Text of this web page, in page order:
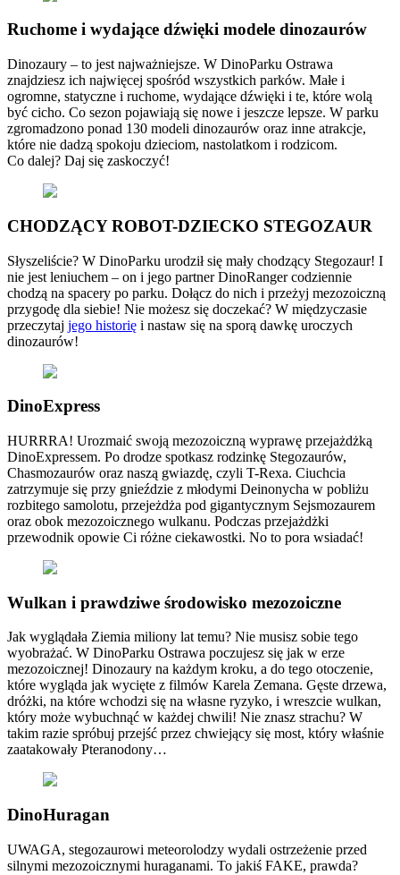
Ruchome i wydające dźwięki modele dinozaurów
Dinozaury – to jest najważniejsze. W DinoParku Ostrawa
znajdziesz ich najwięcej spośród wszystkich parków. Małe i
ogromne, statyczne i ruchome, wydające dźwięki i te, które wolą
być cicho. Co sezon pojawiają się nowe i jeszcze lepsze. W parku
zgromadzono ponad 130 modeli dinozaurów oraz inne atrakcje,
które nie dadzą spokoju dzieciom, nastolatkom i rodzicom.
Co dalej? Daj się zaskoczyć!
CHODZĄCY ROBOT-DZIECKO STEGOZAUR
Słyszeliście? W DinoParku urodził się mały chodzący Stegozaur! I
nie jest leniuchem – on i jego partner DinoRanger codziennie
chodzą na spacery po parku. Dołącz do nich i przeżyj mezozoiczną
przygodę dla siebie! Nie możesz się doczekać? W międzyczasie
przeczytaj jego historię i nastaw się na sporą dawkę uroczych
dinozaurów!
DinoExpress
HURRRA! Urozmaić swoją mezozoiczną wyprawę przejażdżką
DinoExpressem. Po drodze spotkasz rodzinkę Stegozaurów,
Chasmozaurów oraz naszą gwiazdę, czyli T-Rexa. Ciuchcia
zatrzymuje się przy gnieździe z młodymi Deinonycha w pobliżu
rozbitego samolotu, przejeżdża pod gigantycznym Sejsmozaurem
oraz obok mezozoicznego wulkanu. Podczas przejażdżki
przewodnik opowie Ci różne ciekawostki. No to pora wsiadać!
Wulkan i prawdziwe środowisko mezozoiczne
Jak wyglądała Ziemia miliony lat temu? Nie musisz sobie tego
wyobrażać. W DinoParku Ostrawa poczujesz się jak w erze
mezozoicznej! Dinozaury na każdym kroku, a do tego otoczenie,
które wygląda jak wycięte z filmów Karela Zemana. Gęste drzewa,
dróżki, na które wchodzi się na własne ryzyko, i wreszcie wulkan,
który może wybuchnąć w każdej chwili! Nie znasz strachu? W
takim razie spróbuj przejść przez chwiejący się most, który właśnie
zaatakowały Pteranodony…
DinoHuragan
UWAGA, stegozaurowi meteorolodzy wydali ostrzeżenie przed
silnymi mezozoicznymi huraganami. To jakiś FAKE, prawda?